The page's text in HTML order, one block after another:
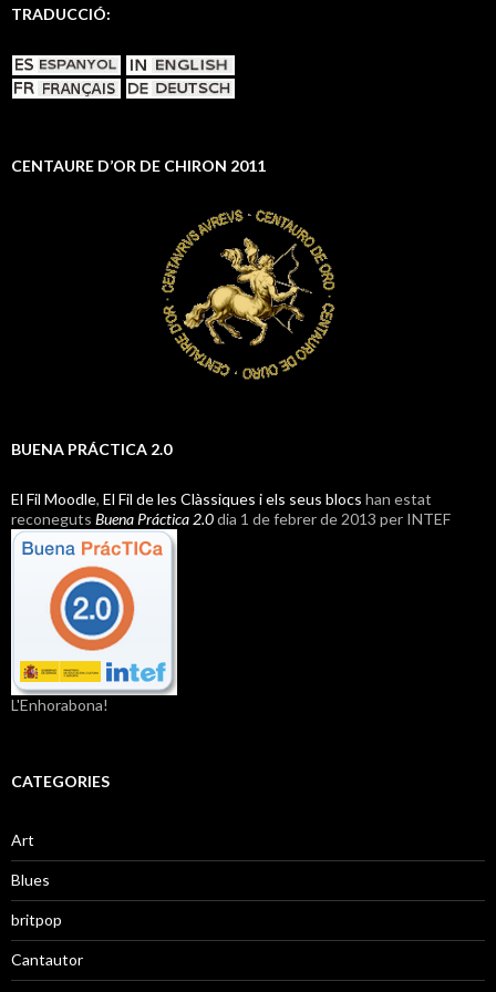
TRADUCCIÓ:
CENTAURE D’OR DE CHIRON 2011
BUENA PRÁCTICA 2.0
El Fil Moodle, El Fil de les Clàssiques i els seus blocs han estat
reconeguts Buena Práctica 2.0dia 1 de febrer de 2013 per INTEF
L'Enhorabona!
CATEGORIES
Art
Blues
britpop
Cantautor